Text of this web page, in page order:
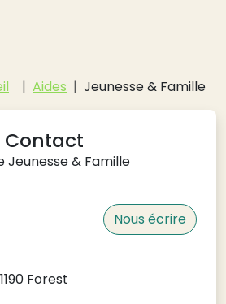
Aides Jeunesse & Famille
Contact
Jeunesse & Famille
Nous écrire
1190 Forest